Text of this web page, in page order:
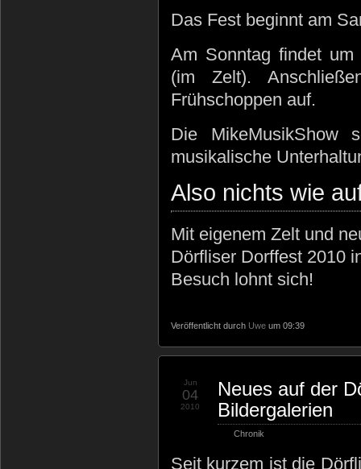
Das Fest beginnt am
Am Sonntag findet
(im Zelt).
Frühschoppen auf.
Die MikeMusikShow
musikalische
Also nichts wie
Mit eigenem Zelt und
Dörfliser Dorffest 2010
Besuch lohnt sich!
Veröffentlicht durch Uwe um 09:39
Neues auf der
Bildergalerien
Chronik
Jun
04
2010
Seit kurzem ist die